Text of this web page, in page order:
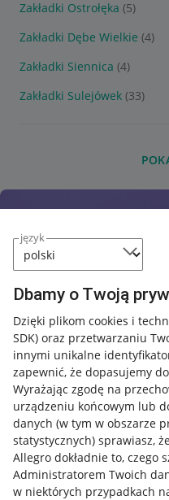
język
Dbamy o Twoją
Dzięki plikom cookies i
SDK) oraz przetwarzaniu
innymi unikalne
zapewnić, że dopasujemy
Wyrażając zgodę na
urządzeniu końcowym lub
danych (w tym w obszarze
statystycznych) sprawiasz,
Allegro dokładnie to, czego
Administratorem Twoich
w niektórych przypadkach
Zakładki Ostrołęka (5)
Zakładki Dębe Wielkie (4)
Zakładki Siennica (4)
Zakładki Sulejówek (33)